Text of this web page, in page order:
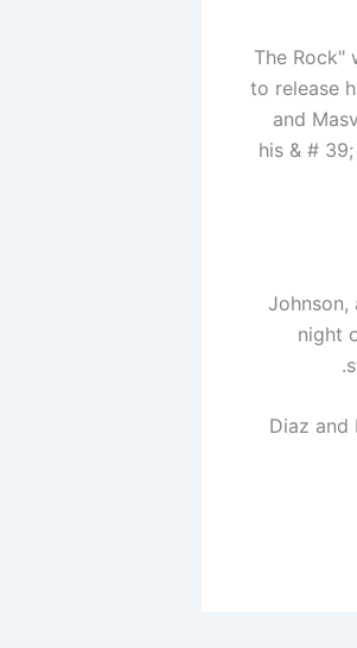
"The
to release
and
his & #
Johnson,
night
Diaz and